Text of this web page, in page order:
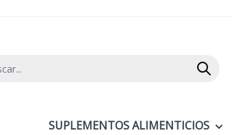
Buscar
SUPLEMENTOS ALIMENTICIOS